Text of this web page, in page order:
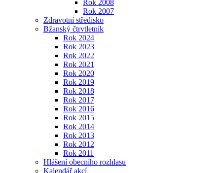
Rok 2008
Rok 2007
Zdravotní středisko
Bžanský čtrvtletník
Rok 2024
Rok 2023
Rok 2022
Rok 2021
Rok 2020
Rok 2019
Rok 2018
Rok 2017
Rok 2016
Rok 2015
Rok 2014
Rok 2013
Rok 2012
Rok 2011
Hlášení obecního rozhlasu
Kalendář akcí